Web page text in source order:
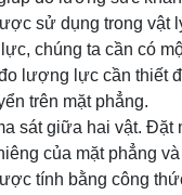
sử dụng trong vật
chúng ta cần có
lượng lực cần thiết
trên mặt phẳng.
sát giữa hai vật. Đặt
của mặt phẳng
tính bằng công